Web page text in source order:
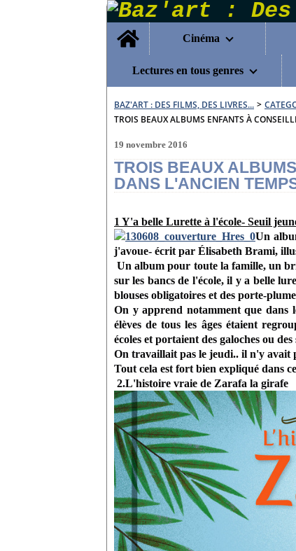
Home
Cinéma
Lectures en tous genres
BAZ'ART : DES FILMS, DES LIVRES... >
TROIS BEAUX ALBUMS ENFANTS À
19 novembre 2016
TROIS BEAUX
DANS L'ANCIEN
1 Y'a belle Lurette à l'école- Seuil
Un
j'avoue- écrit par Élisabeth Brami,
Un album pour toute la famille, un
sur les bancs de l'école, il y a belle
blouses obligatoires et des porte-
On y apprend notamment que dans
élèves de tous les âges étaient
écoles et portaient des galoches ou des
On travaillait pas le jeudi.. il n'y avait
Tout cela est fort bien expliqué dans
2.L'histoire vraie de Zarafa la girafe